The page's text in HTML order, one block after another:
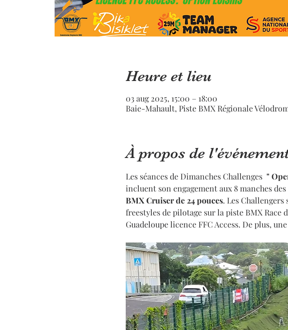
Heure et lieu
03 aug 2025, 15:00 – 18:00
Baie-Mahault, Piste BMX Régionale
À propos de
Les séances de Dimanches Challenges "
incluent son engagement aux 8 manches
BMX Cruiser de 24 pouces. Les
freestyles de pilotage sur la piste BMX
Guadeloupe licence FFC Access. De plus,